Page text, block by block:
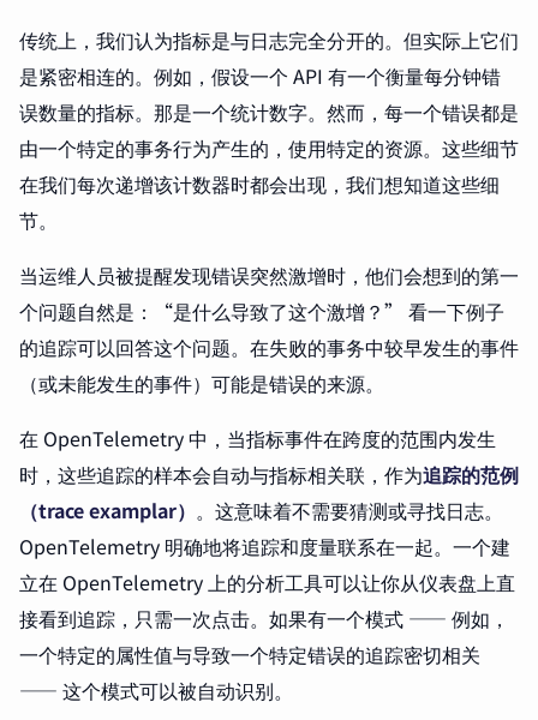
传统上，我们认为指标是与日志完全分开的。但实际上它们
是紧密相连的。例如，假设一个 API 有一个衡量每分钟错
误数量的指标。那是一个统计数字。然而，每一个错误都是
由一个特定的事务行为产生的，使用特定的资源。这些细节
在我们每次递增该计数器时都会出现，我们想知道这些细
节。
当运维人员被提醒发现错误突然激增时，他们会想到的第一
个问题自然是：“是什么导致了这个激增？” 看一下例子
的追踪可以回答这个问题。在失败的事务中较早发生的事件
（或未能发生的事件）可能是错误的来源。
在 OpenTelemetry 中，当指标事件在跨度的范围内发生
时，这些追踪的样本会自动与指标相关联，作为追踪的范例
（trace examplar） 。这意味着不需要猜测或寻找日志。
OpenTelemetry 明确地将追踪和度量联系在一起。一个建
立在 OpenTelemetry 上的分析工具可以让你从仪表盘上直
接看到追踪，只需一次点击。如果有一个模式 —— 例如，
一个特定的属性值与导致一个特定错误的追踪密切相关
—— 这个模式可以被自动识别。